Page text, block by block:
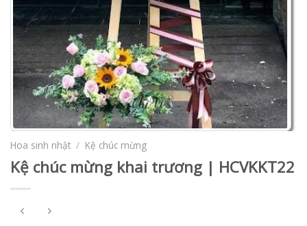
Hoa sinh nhật / Kệ chúc mừng
Kệ chúc mừng khai trương | HCVKKT22